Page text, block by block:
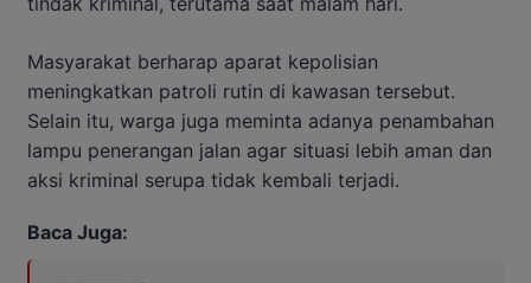
Masyarakat berharap aparat kepolisian
meningkatkan patroli rutin di kawasan tersebut.
Selain itu, warga juga meminta adanya penambahan
lampu penerangan jalan agar situasi lebih aman dan
aksi kriminal serupa tidak kembali terjadi.
Baca Juga: